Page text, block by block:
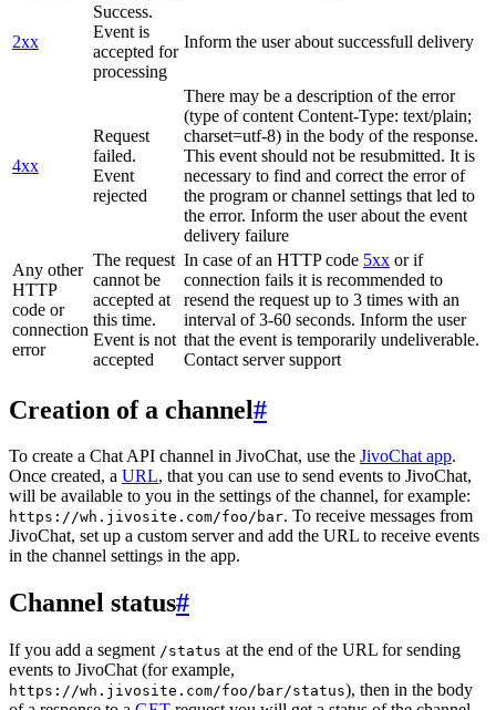
2xx
Success.
Event is
accepted for
processing
Inform the user about successfull delivery
4xx
Request
failed.
Event
rejected
There may be a description of the error
(type of content Content-Type: text/plain;
charset=utf-8) in the body of the response.
This event should not be resubmitted. It is
necessary to find and correct the error of
the program or channel settings that led to
the error. Inform the user about the event
delivery failure
Any other
HTTP
code or
connection
error
The request
cannot be
accepted at
this time.
Event is not
accepted
In case of an HTTP code 5xx or if
connection fails it is recommended to
resend the request up to 3 times with an
interval of 3-60 seconds. Inform the user
that the event is temporarily undeliverable.
Contact server support
Creation of a channel#
To create a Chat API channel in JivoChat, use the JivoChat app.
Once created, a URL, that you can use to send events to JivoChat,
will be available to you in the settings of the channel, for example:
https://wh.jivosite.com/foo/bar. To receive messages from
JivoChat, set up a custom server and add the URL to receive events
in the channel settings in the app.
Channel status#
If you add a segment /status at the end of the URL for sending
events to JivoChat (for example,
https://wh.jivosite.com/foo/bar/status), then in the body